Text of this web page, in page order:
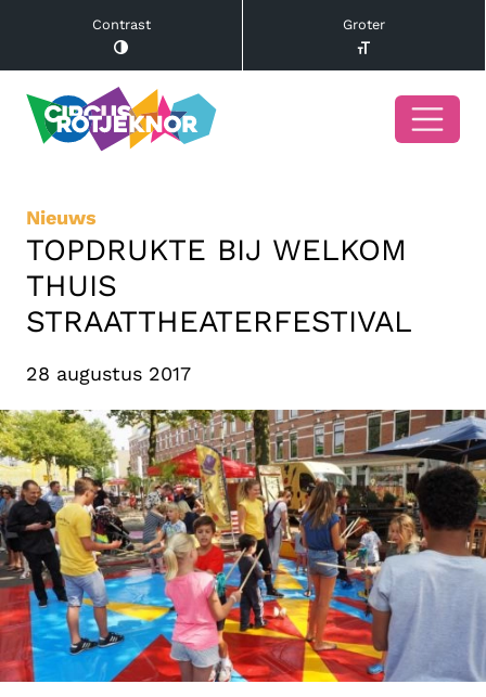
Contrast Groter
Nieuws
TOPDRUKTE BIJ WELKOM
THUIS
STRAATTHEATERFESTIVAL
28 augustus 2017